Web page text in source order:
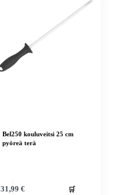
Bel250 kouluveitsi 25 cm
pyöreä terä
31,99 € 🛒